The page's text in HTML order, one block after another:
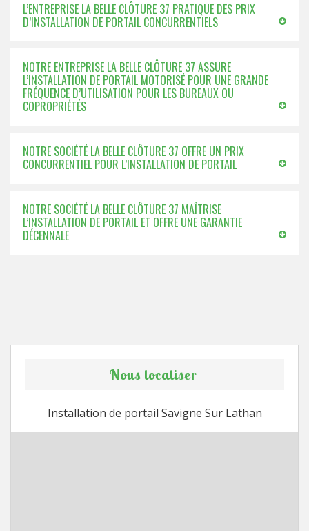
L’ENTREPRISE LA BELLE CLÔTURE 37 PRATIQUE DES PRIX
D’INSTALLATION DE PORTAIL CONCURRENTIELS
NOTRE ENTREPRISE LA BELLE CLÔTURE 37 ASSURE
L’INSTALLATION DE PORTAIL MOTORISÉ POUR UNE GRANDE
FRÉQUENCE D’UTILISATION POUR LES BUREAUX OU
COPROPRIÉTÉS
NOTRE SOCIÉTÉ LA BELLE CLÔTURE 37 OFFRE UN PRIX
CONCURRENTIEL POUR L’INSTALLATION DE PORTAIL
NOTRE SOCIÉTÉ LA BELLE CLÔTURE 37 MAÎTRISE
L’INSTALLATION DE PORTAIL ET OFFRE UNE GARANTIE
DÉCENNALE
Nous localiser
Installation de portail Savigne Sur Lathan